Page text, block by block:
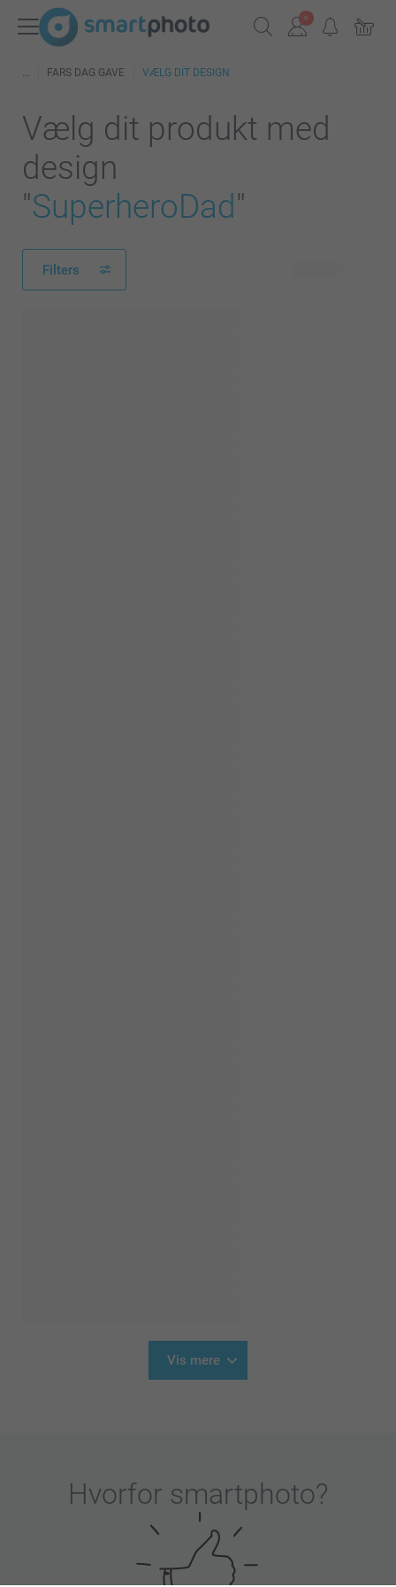
FARS DAG GAVE VÆLG DIT DESIGN
Vælg dit produkt med
design
"SuperheroDad"
Filters
Vis mere
Hvorfor smartphoto?